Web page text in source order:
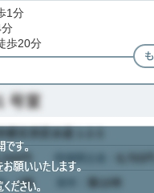
1分
分
歩20分